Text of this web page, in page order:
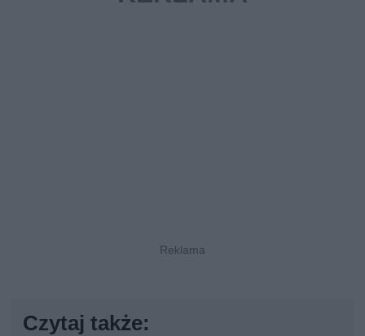
Czytaj także: